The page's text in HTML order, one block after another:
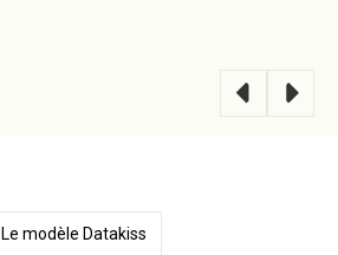
Le modèle Datakiss